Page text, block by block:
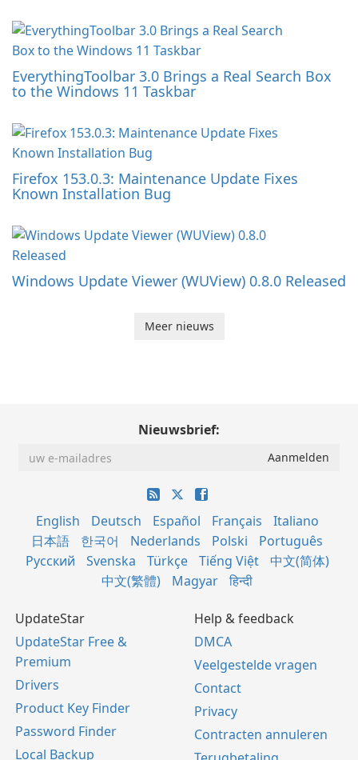
EverythingToolbar 3.0 Brings a Real Search Box
to the Windows 11 Taskbar
Firefox 153.0.3: Maintenance Update Fixes
Known Installation Bug
Windows Update Viewer (WUView) 0.8.0 Released
Meer nieuws
Nieuwsbrief:
English Deutsch Español Français
Italiano
日本語
한국어 Nederlands Polski
Português
Русский
Svenska Türkçe Tiếng Việt
中文(简体)
中文(繁體)
Magyar हिन्दी
UpdateStar
UpdateStar Free &
Premium
Drivers
Product Key Finder
Password Finder
Local Backup
Help & feedback
DMCA
Veelgestelde vragen
Contact
Privacy
Contracten annuleren